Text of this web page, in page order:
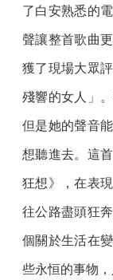
了白安熟悉的
聲讓整首歌曲
獲了現場大眾
殘響的女人」
但是她的聲音
想聽進去。這
狂想》，在表
往公路盡頭狂
個關於生活在
些永恒的事物